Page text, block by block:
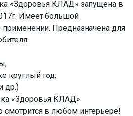
«Здоровья КЛАД» запущена в
Имеет большой
Предназначена для
круглый год;
др.)
«Здоровья КЛАД»
смотрится в любом интерьере!